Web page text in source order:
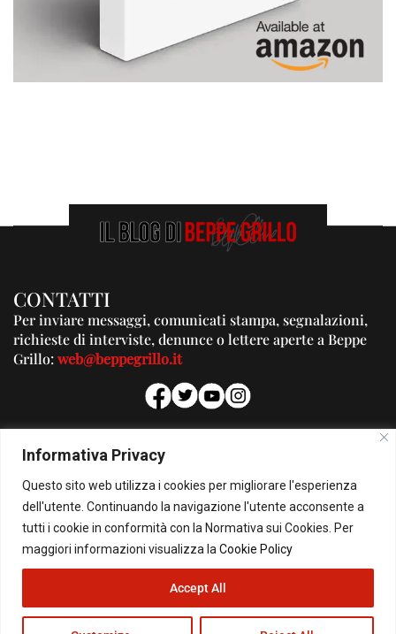
Informativa Privacy
Questo sito web utilizza i cookies per migliorare l'esperienza
dell'utente. Continuando la navigazione l'utente acconsente a
tutti i cookie in conformità con la Normativa sui Cookies. Per
maggiori informazioni visualizza la Cookie Policy
Accept All
CONTATTI
Per inviare messaggi, comunicati stampa, segnalazioni,
richieste di interviste, denunce o lettere aperte a Beppe
Grillo:web@beppegrillo.it
PUBBLICITA'
Per la tua pubblicità su questo Blog:
pubblicita@beppegrillo.it
HOMEPAGE COOKIE POLICY PRIVACY POLICY CONTATTI
© Copyright 2026 - Il Blog di Beppe Grillo. All Rights Reserved - Powered by
happygrafic.com